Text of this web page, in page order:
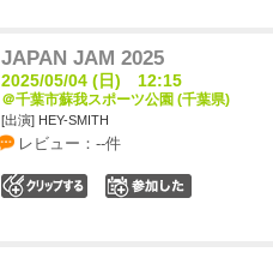
JAPAN JAM 2025
2025/05/04 (日) 12:15
＠千葉市蘇我スポーツ公園 (千葉県)
[出演] HEY-SMITH
レビュー：--件